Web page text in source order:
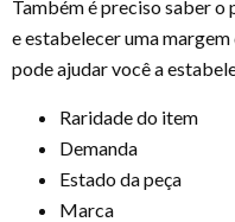
Também é preciso saber o
e estabelecer uma
pode ajudar você a
Raridade do item
Demanda
Estado da peça
Marca